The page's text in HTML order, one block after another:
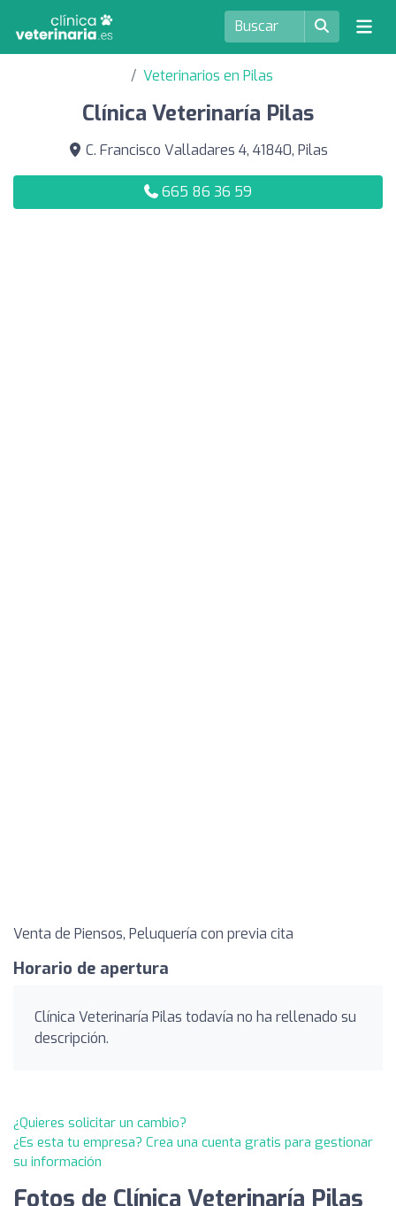
Veterinarios en Pilas
Clínica Veterinaría Pilas
C. Francisco Valladares 4, 41840, Pilas
665 86 36 59
Venta de Piensos, Peluquería con previa cita
Horario de apertura
Clínica Veterinaría Pilas todavía no ha rellenado su
descripción.
¿Quieres solicitar un cambio?
¿Es esta tu empresa? Crea una cuenta gratis para gestionar
su información
Fotos de Clínica Veterinaría Pilas